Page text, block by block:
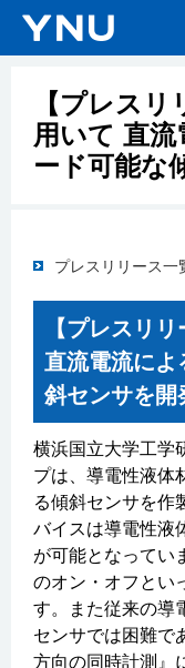
【プレス
用いて 直
ード可能な
プレスリリース一
【プレスリ
直流電流に
斜センサを開
横浜国立大学工学
プは、導電性液体
る傾斜センサを作
バイスは導電性液
が可能となってい
のオン・オフとい
す。また従来の導
センサでは困難で
方向の同時計測』